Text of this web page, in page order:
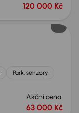
120 000 Kč
Park. senzory
Akční cena
63 000 Kč